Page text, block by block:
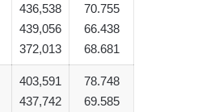
436,538
439,056
372,013
70.755
66.438
68.681
403,591
437,742
78.748
69.585